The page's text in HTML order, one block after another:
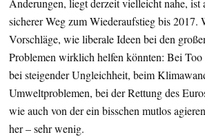
Änderungen, liegt derzeit vielleicht nahe, ist
sicherer Weg zum Wiederaufstieg bis 2017.
Vorschläge, wie liberale Ideen bei den
Problemen wirklich helfen könnten: Bei
bei steigender Ungleichheit, beim
Umweltproblemen, bei der Rettung des
wie auch von der ein bisschen mutlos
her – sehr wenig.